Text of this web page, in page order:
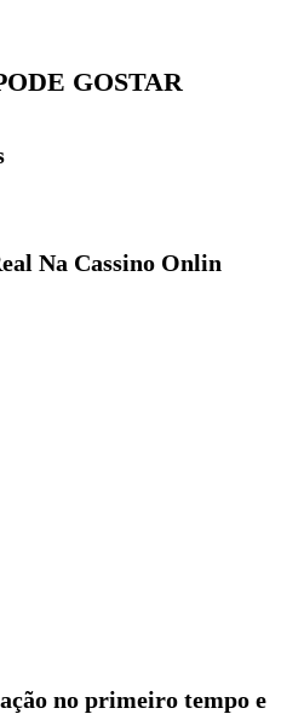
GOSTAR
Na Cassino Onlin
no primeiro tempo e